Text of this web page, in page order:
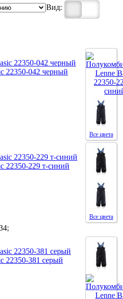
Вид:
Все цвета
22350-042 черный
Все цвета
22350-229 т-синий
22350-381 серый